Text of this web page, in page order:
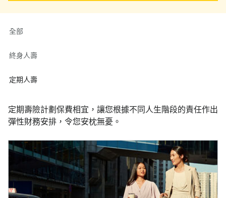
全部
終身人壽
定期人壽
定期壽險計劃保費相宜，讓您根據不同人生階段的責任作出
彈性財務安排，令您安枕無憂。